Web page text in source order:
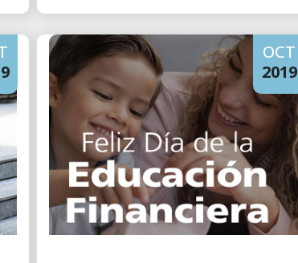
Pèls”, la obra no musical más
representada en la historia del
teatro de Estados Unidos.
OCT
2019